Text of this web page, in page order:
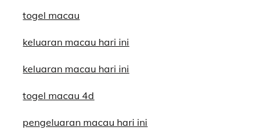
togel macau
keluaran macau hari ini
keluaran macau hari ini
togel macau 4d
pengeluaran macau hari ini